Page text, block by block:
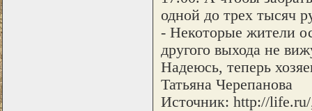
одной до трех тысяч
- Некоторые жители
другого выхода не
Надеюсь, теперь
Татьяна Черепанова
Источник: http://